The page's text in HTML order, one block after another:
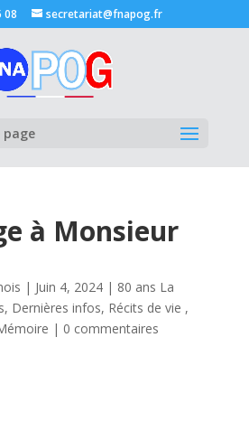
08 secretariat@fnapog.fr
page
à Monsieur
| Juin 4, 2024| 80 ans La
, Dernières infos, Récits de vie ,
| 0 commentaires